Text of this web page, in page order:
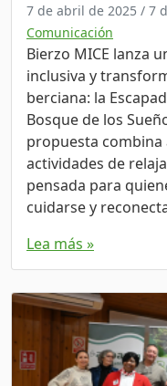
7 de abril de 2025 / 7
Comunicación
Bierzo MICE lanza
inclusiva y
berciana: la
Bosque de los
propuesta combina
actividades de
pensada para
cuidarse y
Lea más »